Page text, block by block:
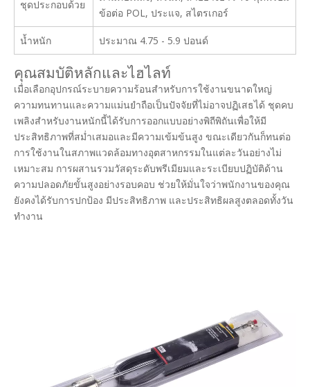
ชุดประกอบด้วย
ข้อต่อ POL, ประแจ, สไตรเกอร์
น้ำหนัก ประมาณ 4.75 - 5.9 ปอนด์
คุณสมบัติหลักและไฮไลท์
เมื่อเลือกอุปกรณ์ระบายความร้อนสำหรับการใช้งานขนาดใหญ่
ความทนทานและความแม่นยำถือเป็นปัจจัยที่ไม่อาจปฏิเสธได้ ชุดคบ
เพลิงสำหรับงานหนักนี้ได้รับการออกแบบอย่างพิถีพิถันเพื่อให้มี
ประสิทธิภาพที่สม่ำเสมอและมีความเข้มข้นสูง ขณะเดียวกันก็ทนต่อ
การใช้งานในสภาพแวดล้อมทางอุตสาหกรรมในแต่ละวันอย่างไม่
เหมาะสม การผสานรวมวัสดุระดับพรีเมียมและระเบียบปฏิบัติด้าน
ความปลอดภัยขั้นสูงอย่างรอบคอบ ช่วยให้มั่นใจว่าพนักงานของคุณ
ยังคงได้รับการปกป้อง มีประสิทธิภาพ และประสิทธิผลสูงตลอดทั้งวัน
ทำงาน